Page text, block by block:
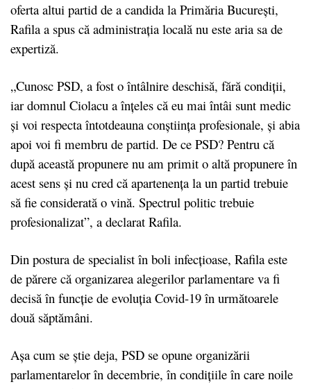
oferta altui partid de a candida la Primăria București,
Rafila a spus că administrația locală nu este aria sa de
expertiză.
„Cunosc PSD, a fost o întâlnire deschisă, fără condiții,
iar domnul Ciolacu a înțeles că eu mai întâi sunt medic
și voi respecta întotdeauna conștiința profesionale, și abia
apoi voi fi membru de partid. De ce PSD? Pentru că
după această propunere nu am primit o altă propunere în
acest sens și nu cred că apartenența la un partid trebuie
să fie considerată o vină. Spectrul politic trebuie
profesionalizat”, a declarat Rafila.
Din postura de specialist în boli infecțioase, Rafila este
de părere că organizarea alegerilor parlamentare va fi
decisă în funcție de evoluția Covid-19 în următoarele
două săptămâni.
Așa cum se știe deja, PSD se opune organizării
parlamentarelor în decembrie, în condițiile în care noile